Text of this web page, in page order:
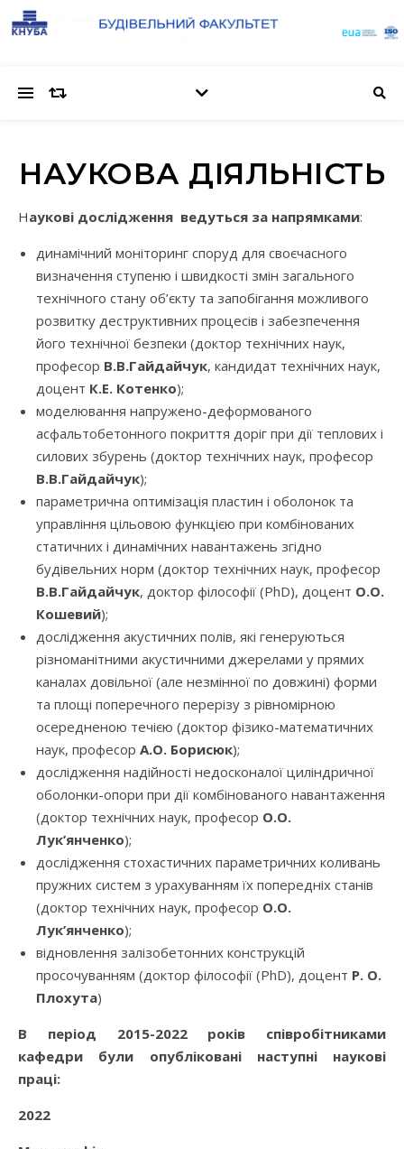
НАУКОВА ДІЯЛЬНІСТЬ
Наукові дослідження ведуться за напрямками:
динамічний моніторинг споруд для своєчасного
визначення ступеню і швидкості змін загального
технічного стану об’єкту та запобігання можливого
розвитку деструктивних процесів і забезпечення
його технічної безпеки (доктор технічних наук,
професор В.В.Гайдайчук, кандидат технічних наук,
доцент К.Е. Котенко);
моделювання напружено-деформованого
асфальтобетонного покриття доріг при дії теплових і
силових збурень (доктор технічних наук, професор
В.В.Гайдайчук);
параметрична оптимізація пластин і оболонок та
управління цільовою функцією при комбінованих
статичних і динамічних навантажень згідно
будівельних норм (доктор технічних наук, професор
В.В.Гайдайчук, доктор філософії (PhD), доцент О.О.
Кошевий);
дослідження акустичних полів, які генеруються
різноманітними акустичними джерелами у прямих
каналах довільної (але незмінної по довжині) форми
та площі поперечного перерізу з рівномірною
осередненою течією (доктор фізико-математичних
наук, професор А.О. Борисюк);
дослідження надійності недосконалої циліндричної
оболонки-опори при дії комбінованого навантаження
(доктор технічних наук, професор О.О.
Лук’янченко);
дослідження стохастичних параметричних коливань
пружних систем з урахуванням їх попередніх станів
(доктор технічних наук, професор О.О.
Лук’янченко);
відновлення залізобетонних конструкцій
просочуванням (доктор філософії (PhD), доцент Р. О.
Плохута)
В період 2015-2022 років співробітниками
кафедри були опубліковані наступні наукові
праці:
2022